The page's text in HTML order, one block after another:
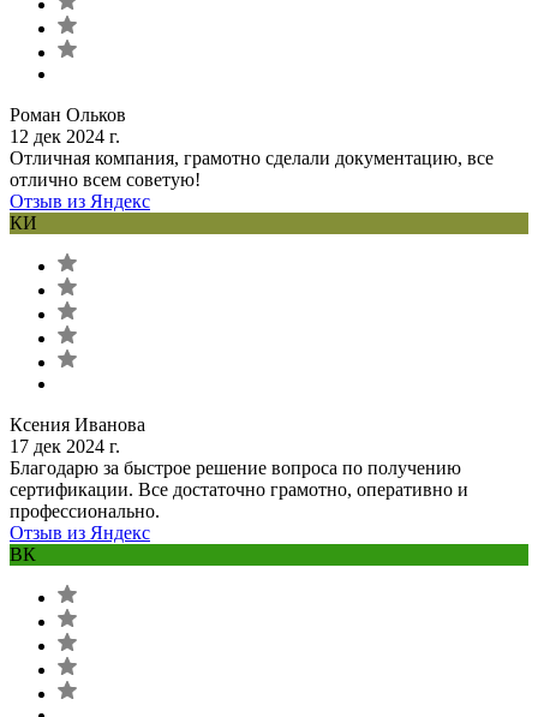
Роман Ольков
12 дек 2024 г.
Отличная компания, грамотно сделали документацию, все
отлично всем советую!
Отзыв из Яндекс
КИ
Ксения Иванова
17 дек 2024 г.
Благодарю за быстрое решение вопроса по получению
сертификации. Все достаточно грамотно, оперативно и
профессионально.
Отзыв из Яндекс
ВК